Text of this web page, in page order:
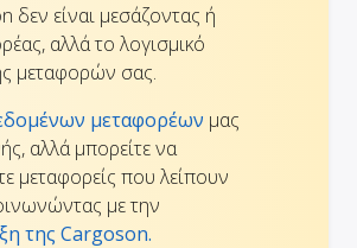
δεν είναι μεσάζοντας ή
αλλά το λογισμικό
μεταφορών σας.
μεταφορέων μας
αλλά μπορείτε να
μεταφορείς που λείπουν
με την
της Cargoson.